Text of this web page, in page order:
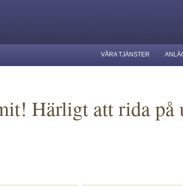
VÅRA TJÄNSTER
Härligt att rida på